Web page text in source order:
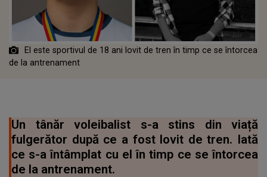
El este sportivul de 18 ani lovit de tren în timp ce se întorcea
de la antrenament
Un tânăr voleibalist s-a stins din viață
fulgerător după ce a fost lovit de tren. Iată
ce s-a întâmplat cu el în timp ce se întorcea
de la antrenament.